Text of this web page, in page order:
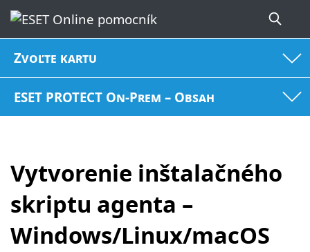
Zvoľte kartu
ESET PROTECT On-Prem – Obsah
Vytvorenie inštalačného
skriptu agenta –
Windows/Linux/macOS